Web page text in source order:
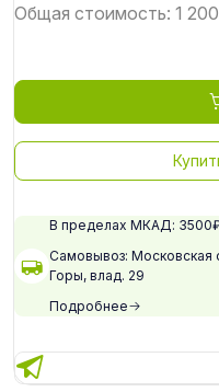
Общая стоимость: 1 200
В пределах МКАД:
Самовывоз: Московская
Горы, влад. 29
Подробнее